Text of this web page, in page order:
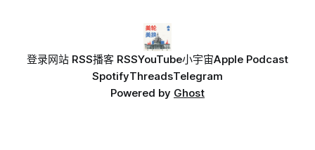
登录网站 RSS播客 RSSYouTube小宇宙Apple Podcast
SpotifyThreadsTelegram
Powered by Ghost